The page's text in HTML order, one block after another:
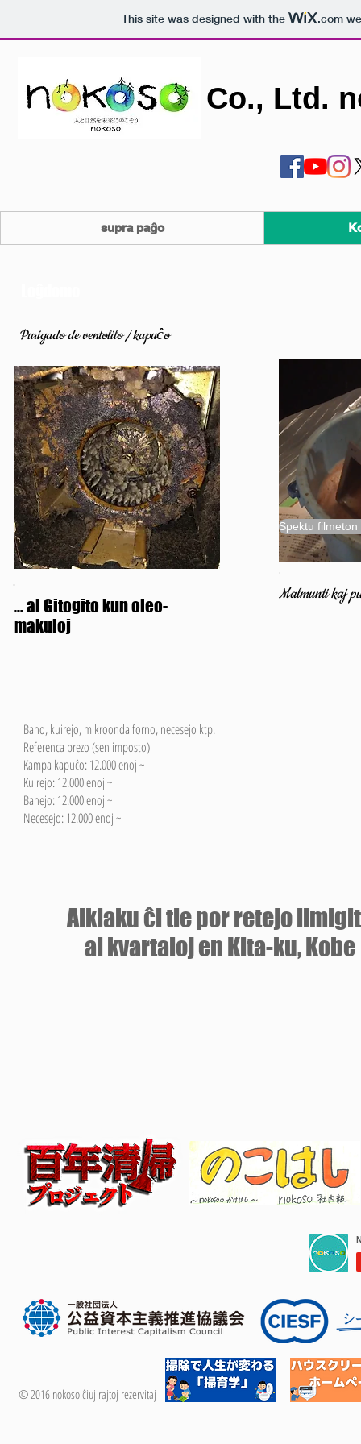
This site was designed with the .com
Co., Ltd.
supra paĝo
Purigado de ventolilo / kapuĉo
Spektu
... al Gitogito kun oleo-
makuloj
Malmunti kaj
Bano, kuirejo, mikroonda forno, necesejo ktp.
Referenca prezo (sen imposto)
Kampa kapuĉo: 12.000 enoj ~
Kuirejo: 12.000 enoj ~
Banejo: 12.000 enoj ~
Necesejo: 12.000 enoj ~
​Alklaku ĉi tie por retejo
al kvartaloj en Kita-ku, Kobe
© 2016 nokoso ĉiuj rajtoj rezervitaj